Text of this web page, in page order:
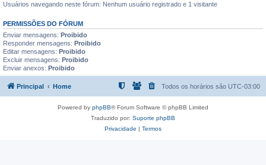
Usuários navegando neste fórum: Nenhum usuário registrado e 1 visitante
PERMISSÕES DO FÓRUM
Enviar mensagens: Proibido
Responder mensagens: Proibido
Editar mensagens: Proibido
Excluir mensagens: Proibido
Enviar anexos: Proibido
Principal Home Todos os horários são UTC-03:00
Powered by phpBB® Forum Software © phpBB Limited
Traduzido por: Suporte phpBB
Privacidade | Termos